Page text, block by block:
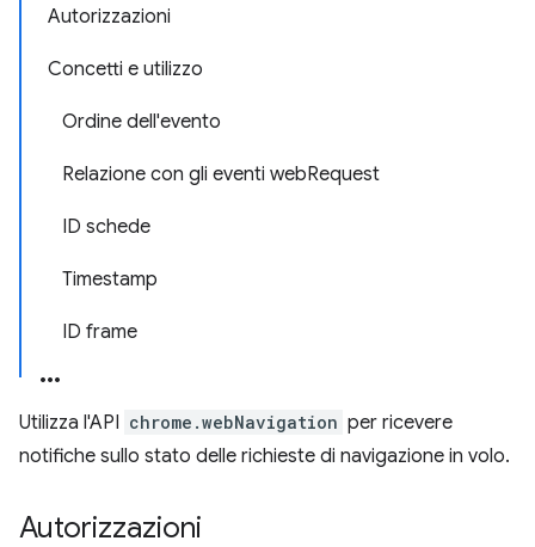
Autorizzazioni
Concetti e utilizzo
Ordine dell'evento
Relazione con gli eventi webRequest
ID schede
Timestamp
ID frame
Utilizza l'API chrome.webNavigation per ricevere
notifiche sullo stato delle richieste di navigazione in volo.
Autorizzazioni